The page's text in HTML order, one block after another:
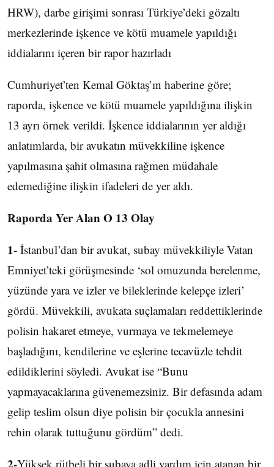
HRW), darbe girişimi sonrası Türkiye’deki gözaltı
merkezlerinde işkence ve kötü muamele yapıldığı
iddialarını içeren bir rapor hazırladı
Cumhuriyet’ten Kemal Göktaş’ın haberine göre;
raporda, işkence ve kötü muamele yapıldığına ilişkin
13 ayrı örnek verildi. İşkence iddialarının yer aldığı
anlatımlarda, bir avukatın müvekkiline işkence
yapılmasına şahit olmasına rağmen müdahale
edemediğine ilişkin ifadeleri de yer aldı.
Raporda Yer Alan O 13 Olay
1- İstanbul’dan bir avukat, subay müvekkiliyle Vatan
Emniyet’teki görüşmesinde ‘sol omuzunda berelenme,
yüzünde yara ve izler ve bileklerinde kelepçe izleri’
gördü. Müvekkili, avukata suçlamaları reddettiklerinde
polisin hakaret etmeye, vurmaya ve tekmelemeye
başladığını, kendilerine ve eşlerine tecavüzle tehdit
edildiklerini söyledi. Avukat ise “Bunu
yapmayacaklarına güvenemezsiniz. Bir defasında adam
gelip teslim olsun diye polisin bir çocukla annesini
rehin olarak tuttuğunu gördüm” dedi.
2-Yüksek rütbeli bir subaya adli yardım için atanan bir